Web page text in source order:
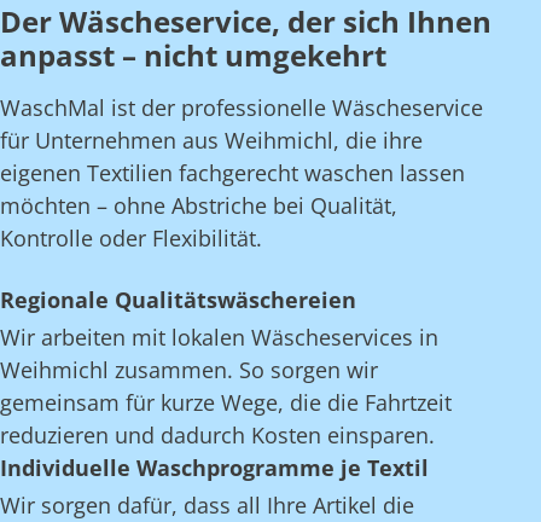
Der Wäscheservice, der sich Ihnen
anpasst – nicht umgekehrt
WaschMal ist der professionelle Wäscheservice
für Unternehmen aus Weihmichl, die ihre
eigenen Textilien fachgerecht waschen lassen
möchten – ohne Abstriche bei Qualität,
Kontrolle oder Flexibilität.
Regionale Qualitätswäschereien
Wir arbeiten mit lokalen Wäscheservices in
Weihmichl zusammen. So sorgen wir
gemeinsam für kurze Wege, die die Fahrtzeit
reduzieren und dadurch Kosten einsparen.
Individuelle Waschprogramme je Textil
Wir sorgen dafür, dass all Ihre Artikel die